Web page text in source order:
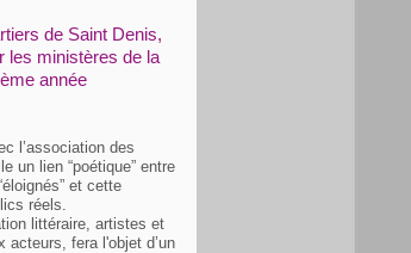
de Saint Denis,
les ministères de la
année
l’association des
un lien “poétique” entre
et cette
réels.
littéraire, artistes et
acteurs, fera l'objet d’un